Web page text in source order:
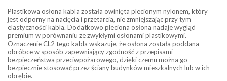
Plastikowa osłona kabla została owinięta plecionym nylonem, który
jest odporny na nacięcia i przetarcia, nie zmniejszając przy tym
elastyczności kabla. Dodatkowo pleciona osłona nadaje wygląd
premium w porównaniu ze zwykłymi osłonami plastikowymi.
Oznaczenie CL2 tego kabla wskazuje, że osłona została poddana
obróbce w sposób zapewniający zgodność z przepisami
bezpieczeństwa przeciwpożarowego, dzięki czemu można go
bezpiecznie stosować przez ściany budynków mieszkalnych lub w ich
obrębie.